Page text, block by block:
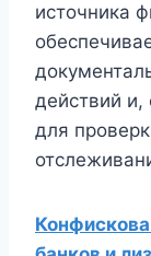
источника
действий и,
для